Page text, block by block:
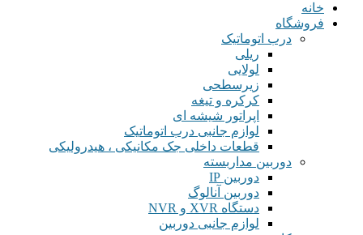
خانه
فروشگاه
درب اتوماتیک
ریلی
لولایی
زیرسطحی
کرکره و تیغه
اپراتور شیشه ای
لوازم جانبی درب اتوماتیک
قطعات داخلی جک مکانیکی ، هیدرولیکی
دوربین مداربسته
دوربین IP
دوربین آنالوگ
دستگاه XVR و NVR
لوازم جانبی دوربین